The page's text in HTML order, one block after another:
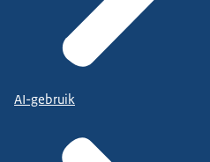
AI-gebruik